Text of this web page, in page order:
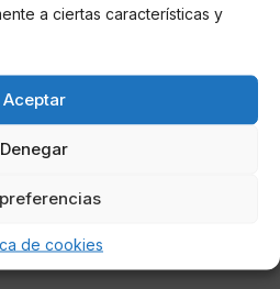
a ciertas características y
Aceptar
Denegar
de cookies
Casinos Online en
2025: Bitcoin Casinos
Online con Bitcoin y